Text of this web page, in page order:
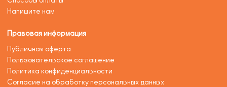
Напишите нам
Правовая информация
Публичная оферта
Пользовательское соглашение
Политика конфиденциальности
Согласие на обработку персональных данных